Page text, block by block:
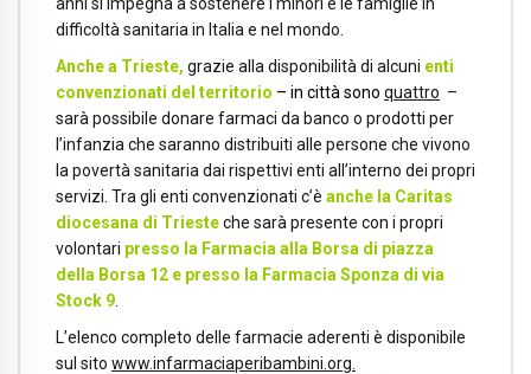
difficoltà sanitaria in Italia e nel mondo.
Anche a Trieste, grazie alla disponibilità di alcuni enti
convenzionati del territorio – in città sono quattro –
sarà possibile donare farmaci da banco o prodotti per
l’infanzia che saranno distribuiti alle persone che vivono
la povertà sanitaria dai rispettivi enti all’interno dei propri
servizi. Tra gli enti convenzionati c’è anche la Caritas
diocesana di Triesteche sarà presente con i propri
volontari presso la Farmacia alla Borsa di piazza
della Borsa 12 e presso la Farmacia Sponza di via
Stock 9
L’elenco completo delle farmacie aderenti è disponibile
sul sito www.infarmaciaperibambini.org.